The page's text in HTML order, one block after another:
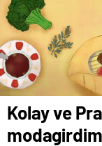
Kolay ve